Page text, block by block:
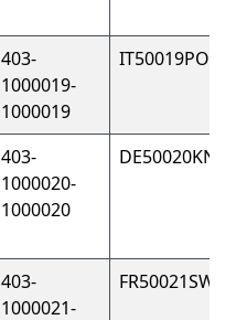
403-
1000019-
1000019
IT50019POLO
403-
1000020-
1000020
DE50020KNIT
403-
1000021-